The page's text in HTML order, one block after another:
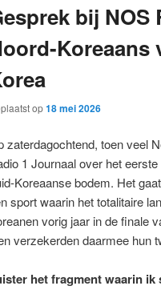
bij NOS
Koreaans
op18 mei 2026
zaterdagochtend, toen veel
1 Journaal over het
Koreaanse bodem. Het
sport waarin het totalitaire
vorig jaar in de finale
verzekerden daarmee hun
het fragment waarin ik